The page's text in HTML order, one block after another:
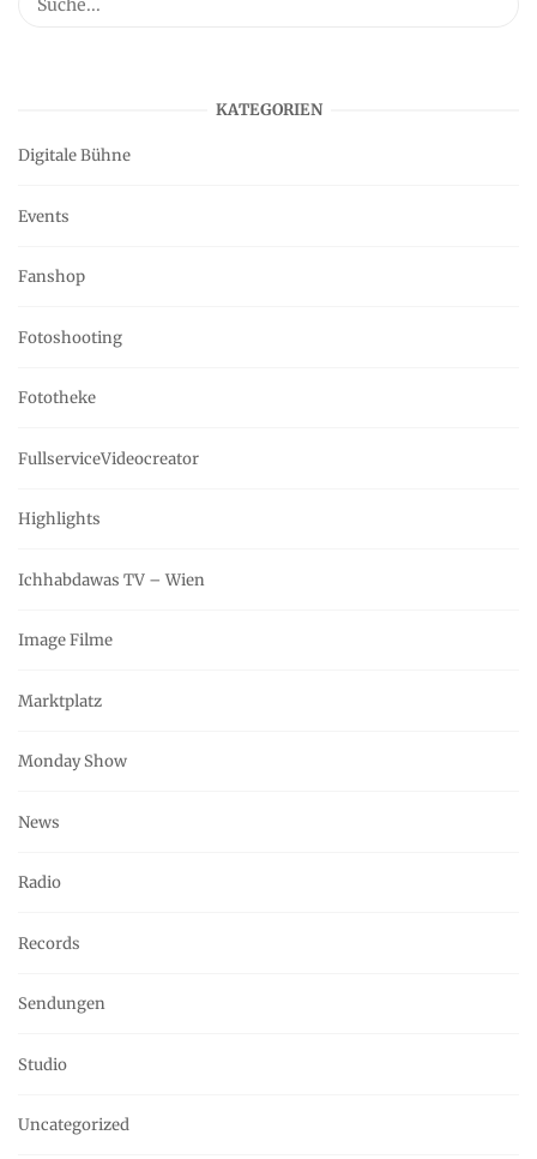
KATEGORIEN
Digitale Bühne
Events
Fanshop
Fotoshooting
Fototheke
FullserviceVideocreator
Highlights
Ichhabdawas TV – Wien
Image Filme
Marktplatz
Monday Show
News
Radio
Records
Sendungen
Studio
Uncategorized